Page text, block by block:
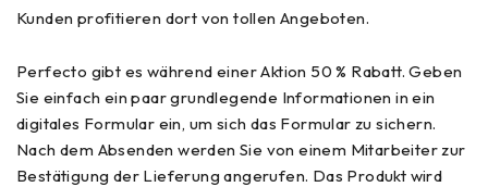
Kunden profitieren dort von tollen Angeboten.
Perfecto gibt es während einer Aktion 50 % Rabatt. Geben
Sie einfach ein paar grundlegende Informationen in ein
digitales Formular ein, um sich das Formular zu sichern.
Nach dem Absenden werden Sie von einem Mitarbeiter zur
Bestätigung der Lieferung angerufen. Das Produkt wird